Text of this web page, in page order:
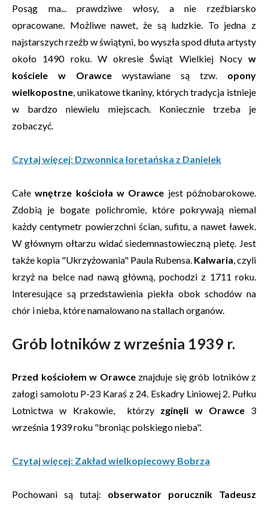
Posąg ma... prawdziwe włosy, a nie rzeźbiarsko
opracowane. Możliwe nawet, że są ludzkie. To jedna z
najstarszych rzeźb w świątyni, bo wyszła spod dłuta artysty
około 1490 roku. W okresie Świąt Wielkiej Nocy w
kościele w Orawce wystawiane są tzw. opony
wielkopostne, unikatowe tkaniny, których tradycja istnieje
w bardzo niewielu miejscach. Koniecznie trzeba je
zobaczyć.
Czytaj więcej: Dzwonnica loretańska z Danielek
Całewnętrze kościoła w Orawce jest późnobarokowe.
Zdobią je bogate polichromie, które pokrywają niemal
każdy centymetr powierzchni ścian, sufitu, a nawet ławek.
W głównym ołtarzu widać siedemnastowieczną pietę. Jest
także kopia "Ukrzyżowania" Paula Rubensa. Kalwaria, czyli
krzyż na belce nad nawą główną, pochodzi z 1711 roku.
Interesujące są przedstawienia piekła obok schodów na
chór i nieba, które namalowano na stallach organów.
Grób lotników z września 1939 r.
Przed kościołem w Orawceznajduje się grób lotników z
załogi samolotu P-23 Karaś z 24. Eskadry Liniowej 2. Pułku
Lotnictwa w Krakowie, którzy zginęli w Orawce3
września 1939 roku "broniąc polskiego nieba".
Czytaj więcej: Zakład wielkopiecowy Bobrza
Pochowani są tutaj: obserwator porucznik Tadeusz